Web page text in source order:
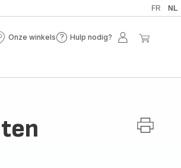
FR NL
Onze winkels Hulp nodig?
Hulp
Mijn